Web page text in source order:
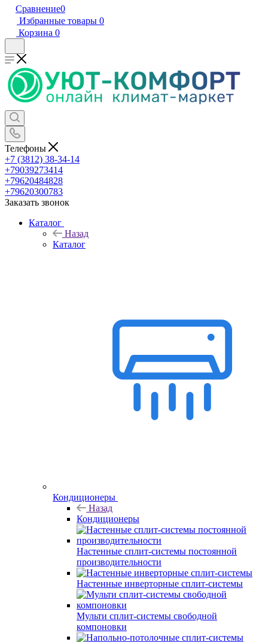
Сравнение0
Избранные товары 0
Корзина 0
Телефоны
+7 (3812) 38-34-14
+79039273414
+79620484828
+79620300783
Заказать звонок
Каталог
Назад
Каталог
Кондиционеры
Назад
Кондиционеры
Настенные сплит-системы постоянной
производительности
Настенные инверторные сплит-системы
Мульти сплит-системы свободной
компоновки